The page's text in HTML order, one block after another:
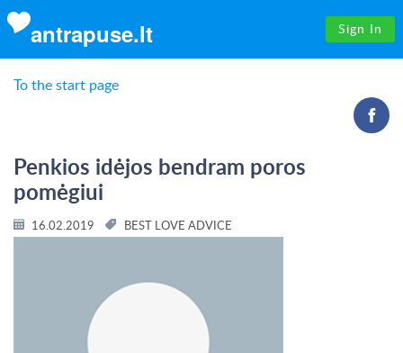
antrapuse.lt Sign In
To the start page
Penkios idėjos bendram poros
pomėgiui
16.02.2019 BEST LOVE ADVICE